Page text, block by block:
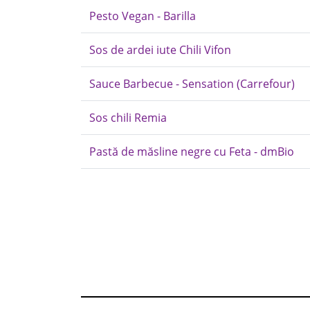
Pesto Vegan - Barilla
Sos de ardei iute Chili Vifon
Sauce Barbecue - Sensation (Carrefour)
Sos chili Remia
Pastă de măsline negre cu Feta - dmBio